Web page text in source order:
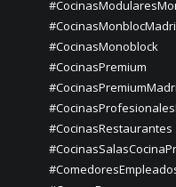
#CocinasMonoblock
#CocinasPremium
#CocinasRestaurantes